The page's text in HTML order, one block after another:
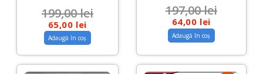
199,00lei
65,00 lei
Adaugă în coș
197,00lei
64,00 lei
Adaugă în coș